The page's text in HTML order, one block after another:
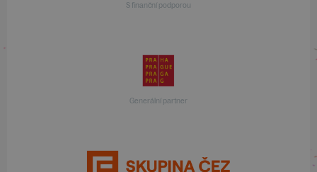
S finanční podporou
Generální partner